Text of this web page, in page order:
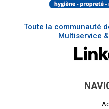
Toute la communauté
Multiservice